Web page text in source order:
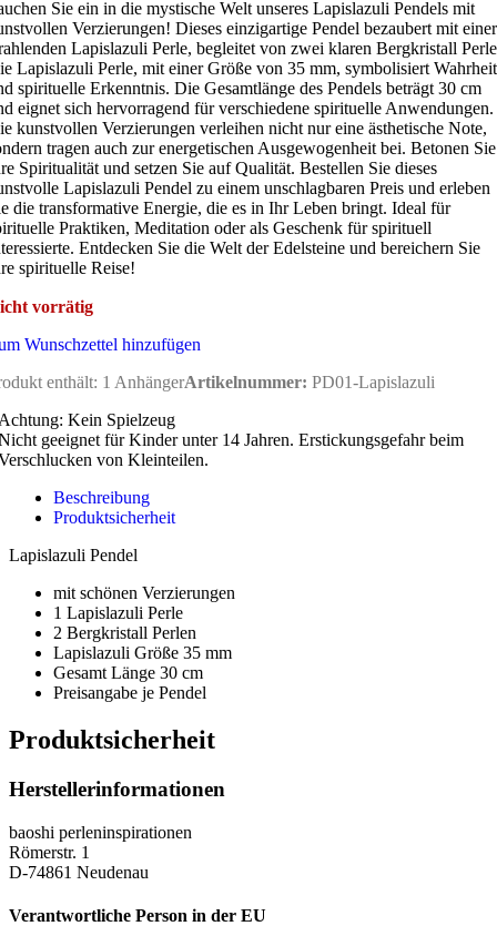
Sie ein in die mystische Welt unseres Lapislazuli Pendels mit
Verzierungen! Dieses einzigartige Pendel bezaubert mit einer
Lapislazuli Perle, begleitet von zwei klaren Bergkristall
Lapislazuli Perle, mit einer Größe von 35 mm, symbolisiert Wahrheit
spirituelle Erkenntnis. Die Gesamtlänge des Pendels beträgt 30 cm
eignet sich hervorragend für verschiedene spirituelle Anwendungen.
kunstvollen Verzierungen verleihen nicht nur eine ästhetische Note,
tragen auch zur energetischen Ausgewogenheit bei. Betonen Sie
Spiritualität und setzen Sie auf Qualität. Bestellen Sie dieses
Lapislazuli Pendel zu einem unschlagbaren Preis und erleben
die transformative Energie, die es in Ihr Leben bringt. Ideal für
Praktiken, Meditation oder als Geschenk für spirituell
Entdecken Sie die Welt der Edelsteine und bereichern Sie
spirituelle Reise!
vorrätig
Wunschzettel hinzufügen
enthält: 1 AnhängerArtikelnummer: PD01-Lapislazuli
Kein Spielzeug
geeignet für Kinder unter 14 Jahren. Erstickungsgefahr beim
von Kleinteilen.
Beschreibung
Produktsicherheit
Lapislazuli Pendel
mit schönen Verzierungen
1 Lapislazuli Perle
2 Bergkristall Perlen
Lapislazuli Größe 35 mm
Gesamt Länge 30 cm
Preisangabe je Pendel
Produktsicherheit
Herstellerinformationen
baoshi perleninspirationen
Römerstr. 1
D-74861 Neudenau
Verantwortliche Person in der EU